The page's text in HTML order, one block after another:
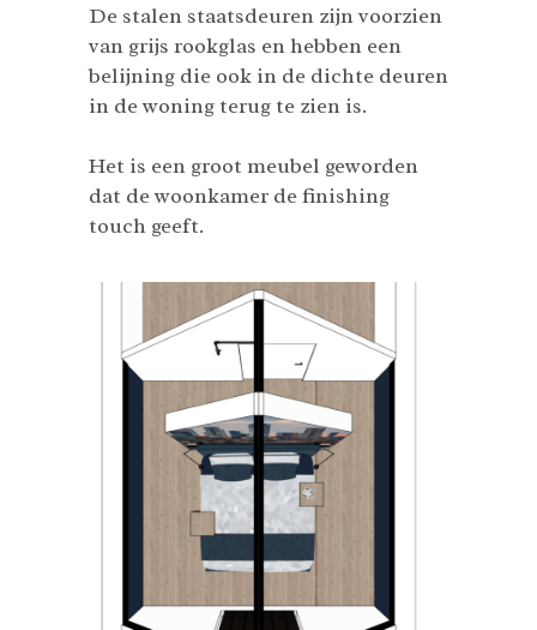
De stalen staatsdeuren zijn voorzien
van grijs rookglas en hebben een
belijning die ook in de dichte deuren
in de woning terug te zien is.
Het is een groot meubel geworden
dat de woonkamer de finishing
touch geeft.